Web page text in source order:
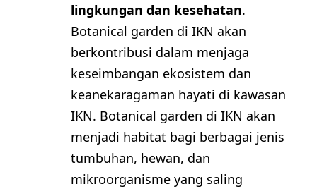
lingkungan dan kesehatan.
Botanical garden di IKN akan
berkontribusi dalam menjaga
keseimbangan ekosistem dan
keanekaragaman hayati di kawasan
IKN. Botanical garden di IKN akan
menjadi habitat bagi berbagai jenis
tumbuhan, hewan, dan
mikroorganisme yang saling